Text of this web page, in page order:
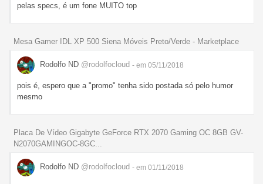
pelas specs, é um fone MUITO top
Mesa Gamer IDL XP 500 Siena Móveis Preto/Verde - Marketplace
Rodolfo ND @rodolfocloud - em 05/11/2018
pois é, espero que a "promo" tenha sido postada só pelo humor
mesmo
Placa De Vídeo Gigabyte GeForce RTX 2070 Gaming OC 8GB GV-
N2070GAMINGOC-8GC...
Rodolfo ND @rodolfocloud - em 01/11/2018